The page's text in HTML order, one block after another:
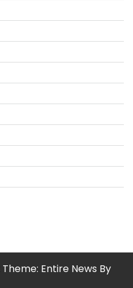
Theme: Entire News By